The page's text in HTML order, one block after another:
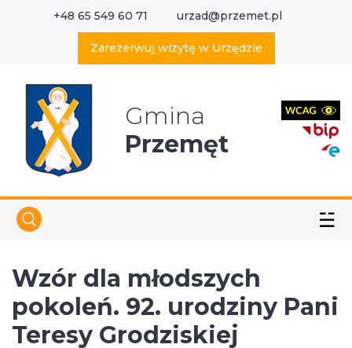
+48 65 549 60 71 urzad@przemet.pl
Zarezerwuj wizytę w Urzędzie
Gmina
Przemęt
☱
Wzór dla młodszych
pokoleń. 92. urodziny Pani
Teresy Grodziskiej
Wyszukaj w serwisie